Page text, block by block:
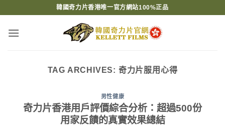
content
韓國奇力片香港唯一官方網站100%正品
TAG ARCHIVES: 奇力片服用心得
男性健康
奇力片香港用戶評價綜合分析：超過500份
用家反饋的真實效果總結